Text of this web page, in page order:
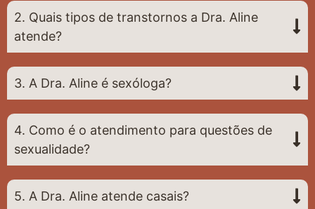
2. Quais tipos de transtornos a Dra. Aline
atende?
3. A Dra. Aline é sexóloga?
4. Como é o atendimento para questões de
sexualidade?
5. A Dra. Aline atende casais?